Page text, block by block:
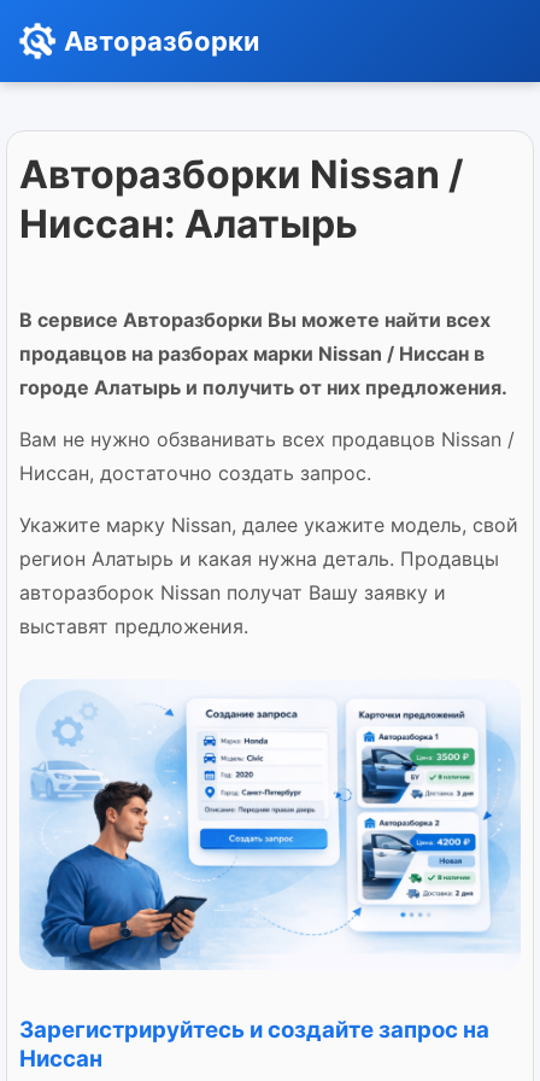
Авторазборки
Авторазборки Nissan /
Ниссан: Алатырь
В сервисе Авторазборки Вы можете найти всех
продавцов на разборах марки Nissan / Ниссан в
городе Алатырь и получить от них предложения.
Вам не нужно обзванивать всех продавцов Nissan /
Ниссан, достаточно создать запрос.
Укажите марку Nissan, далее укажите модель, свой
регион Алатырь и какая нужна деталь. Продавцы
авторазборок Nissan получат Вашу заявку и
выставят предложения.
Зарегистрируйтесь и создайте запрос на
Ниссан